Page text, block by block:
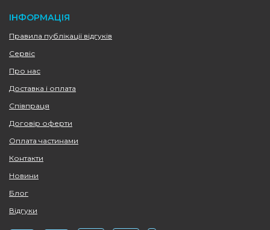
ІНФОРМАЦІЯ
Правила публікації відгуків
Сервіс
Про нас
Доставка і оплата
Співпраця
Договір оферти
Оплата частинами
Контакти
Новини
Блог
Відгуки